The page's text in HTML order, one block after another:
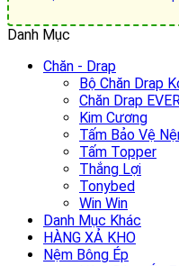
Danh Mục
Chăn - Drap
Bộ Chăn Drap
Chăn Drap
Kim Cương
Tấm Bảo Vệ
Tấm Topper
Thắng Lợi
Tonybed
Win Win
Danh Mục Khác
HÀNG XẢ KHO
Nệm Bông Ép